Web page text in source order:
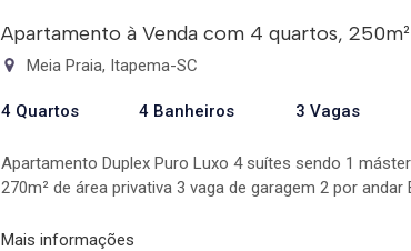
Apartamento à Venda com 4 quartos, 250m²
Meia Praia, Itapema-SC
4 Quartos 4 Banheiros 3 Vagas
Apartamento Duplex Puro Luxo 4 suítes sendo 1
270m² de área privativa 3 vaga de garagem 2 por andar
Mais informações